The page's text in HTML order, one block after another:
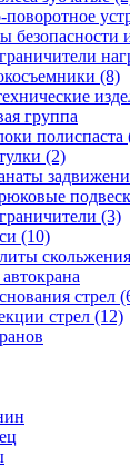
безопасности
(8)
группа
полиспаста
(2)
(3)
(10)
стрел
стрел (12)